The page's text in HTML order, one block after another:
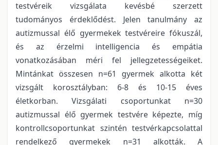
testvéreik vizsgálata kevésbé szerzett
tudományos érdeklődést. Jelen tanulmány az
autizmussal élő gyermekek testvéreire fókuszál,
és az érzelmi intelligencia és empátia
vonatkozásában méri fel jellegzetességeiket.
Mintánkat összesen n=61 gyermek alkotta két
vizsgált korosztályban: 6-8 és 10-15 éves
életkorban. Vizsgálati csoportunkat n=30
autizmussal élő gyermek testvére képezte, míg
kontrollcsoportunkat szintén testvérkapcsolattal
rendelkező gyermekek n=31 alkották. A